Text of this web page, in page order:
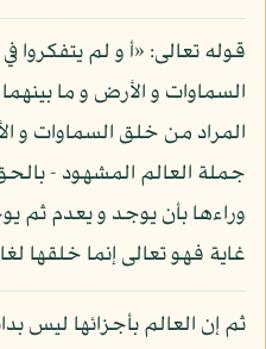
قوله تعالى: «أ و لم يتفكروا
السماوات و الأرض و ما
المراد من خلق السماوات و
جملة العالم المشهود -
وراءها بأن يوجد و يعدم
غاية فهو تعالى إنما خلقها
ثم إن العالم بأجزائها ليس